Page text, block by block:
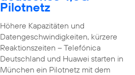
Pilotnetz
Höhere Kapazitäten und
Datengeschwindigkeiten, kürzere
Reaktionszeiten – Telefónica
Deutschland und Huawei starten in
München ein Pilotnetz mit dem